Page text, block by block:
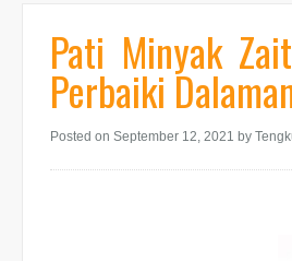
Pati Minyak
Perbaiki
Posted on September 12, 2021 by